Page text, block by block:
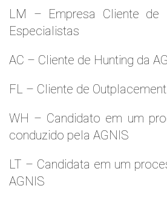
LM – Empresa Cliente de
Especialistas
AC – Cliente de Hunting da
FL – Cliente de Outplacement
WH – Candidato em um
conduzido pela AGNIS
LT – Candidata em um
AGNIS